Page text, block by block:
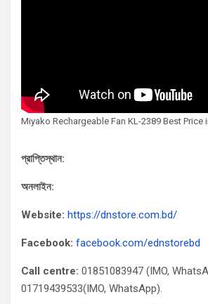
Miyako Rechargeable Fan KL-2389 Best Price
প্রাপ্তিস্থান:
অনলাইন:
Website: https://dnstore.com.bd/
Facebook: facebook.com/ednstorebd
Call centre: 01851083947 (IMO,
01719439533(IMO, WhatsApp).